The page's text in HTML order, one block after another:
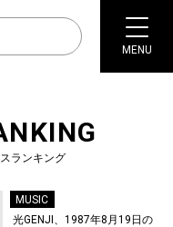
MENU
ランキング
MUSIC
光GENJI、1987年8月19日の